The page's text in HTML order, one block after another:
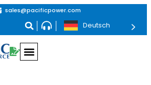
sales@pacificpower.com
Deutsch